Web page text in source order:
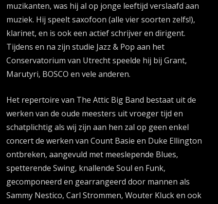
muzikanten, was hij al op jonge leeftijd verslaafd aan
muziek. Hij speelt saxofoon (alle vier soorten zelfs!),
klarinet, en is ook een actief schrijver en dirigent.
Tijdens en na zijn studie Jazz & Pop aan het
Conservatorium van Utrecht speelde hij bij Grant,
Marutyri, BOSCO en vele anderen.
Het repertoire van The Attic Big Band bestaat uit de
werken van de oude meesters uit vroeger tijd en
schatplichtig als wij zijn aan hen zal op geen enkel
concert de werken van Count Basie en Duke Ellington
ontbreken, aangevuld met meeslepende Blues,
spetterende Swing, knallende Soul en Funk,
gecomponeerd en gearrangeerd door mannen als
Sammy Nestico, Carl Strommen, Wouter Kluck en ook